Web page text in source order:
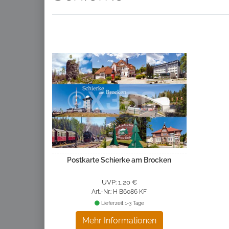
Postkarte Schierke am Brocken
UVP: 1,20 €
Art.-Nr.: H B6086 KF
Mehr Informationen
Lieferzeit 1-3 Tage